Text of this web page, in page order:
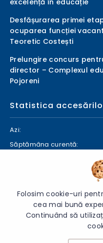
excelență în educație
Desfășurarea primei
ocuparea funcției
Teoretic Costești
Prelungire concurs
director – Complexul
Pojoreni
Statistica
Azi:
Săptămâna curentă:
© 2026 Direcția Generală
Folosim cookie-uri
cea mai bună
Continuând să